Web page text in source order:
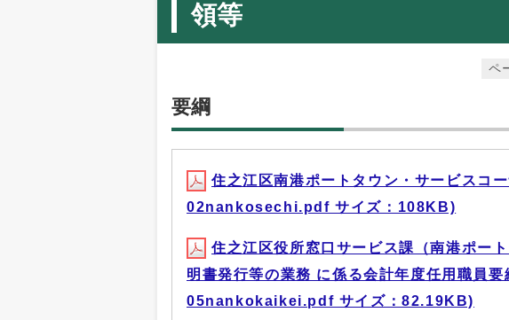
領等
ペ
要綱
住之江区南港ポートタウン・サービスコ
02nankosechi.pdf サイズ：108KB)
住之江区役所窓口サービス課（南港ポー
明書発行等の業務 に係る会計年度任用職員要
05nankokaikei.pdf サイズ：82.19KB)